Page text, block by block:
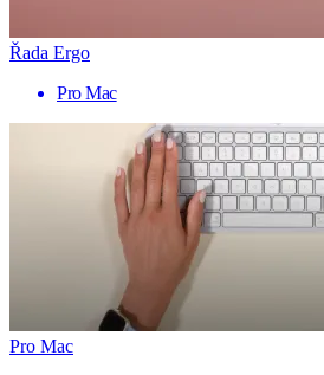
Řada Ergo
Pro Mac
Pro Mac